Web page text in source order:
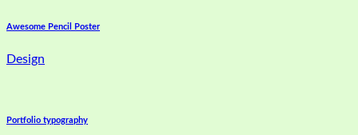
Awesome Pencil Poster
Design
Portfolio typography